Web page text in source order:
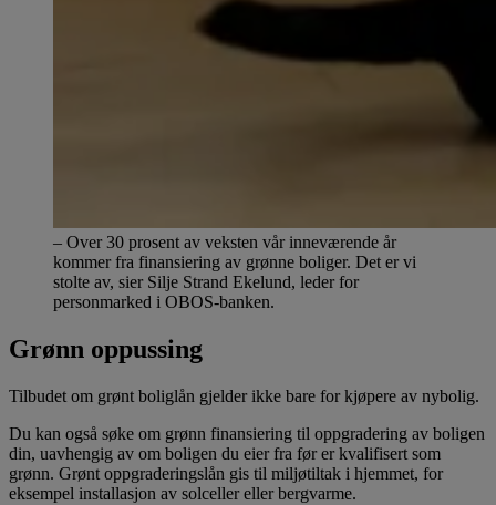
– Over 30 prosent av veksten vår inneværende år
kommer fra finansiering av grønne boliger. Det er vi
stolte av, sier Silje Strand Ekelund, leder for
personmarked i OBOS-banken.
Grønn oppussing
Tilbudet om grønt boliglån gjelder ikke bare for kjøpere av nybolig.
Du kan også søke om grønn finansiering til oppgradering av boligen
din, uavhengig av om boligen du eier fra før er kvalifisert som
grønn. Grønt oppgraderingslån gis til miljøtiltak i hjemmet, for
eksempel installasjon av solceller eller bergvarme.